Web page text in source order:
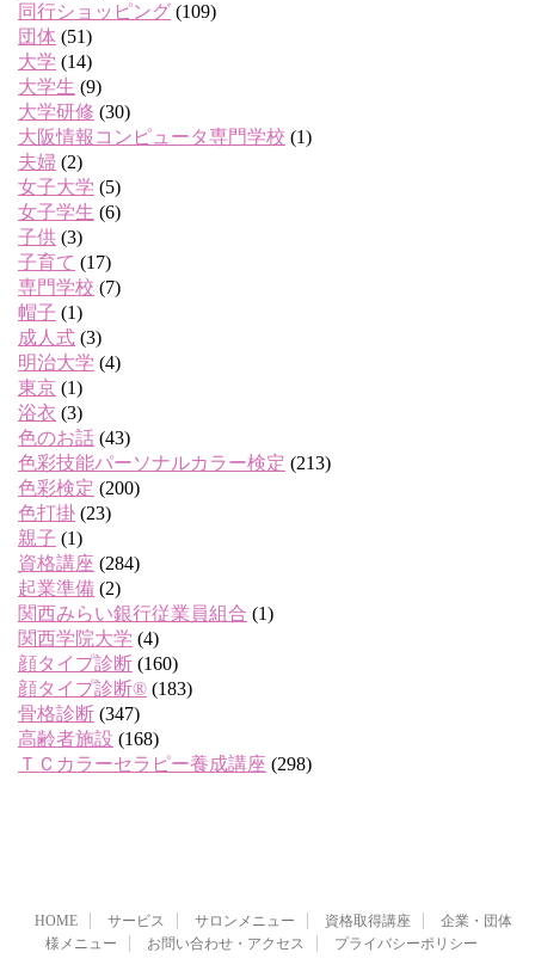
同行ショッピング (109)
団体 (51)
大学 (14)
大学生 (9)
大学研修 (30)
大阪情報コンピュータ専門学校 (1)
夫婦 (2)
女子大学 (5)
女子学生 (6)
子供 (3)
子育て (17)
専門学校 (7)
帽子 (1)
成人式 (3)
明治大学 (4)
東京 (1)
浴衣 (3)
色のお話 (43)
色彩技能パーソナルカラー検定 (213)
色彩検定 (200)
色打掛 (23)
親子 (1)
資格講座 (284)
起業準備 (2)
関西みらい銀行従業員組合 (1)
関西学院大学 (4)
顔タイプ診断 (160)
顔タイプ診断® (183)
骨格診断 (347)
高齢者施設 (168)
ＴＣカラーセラピー養成講座 (298)
HOME サービス サロンメニュー 資格取得講座
企業・団体
様メニュー
お問い合わせ・アクセス プライバシーポリシー